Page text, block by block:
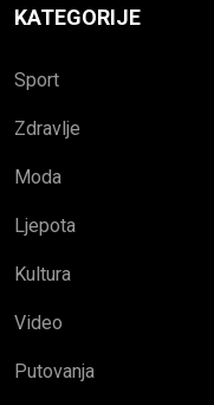
KATEGORIJE
Sport
Zdravlje
Moda
Ljepota
Kultura
Video
Putovanja